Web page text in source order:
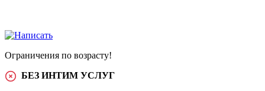
Ограничения по возрасту!
БЕЗ ИНТИМ УСЛУГ